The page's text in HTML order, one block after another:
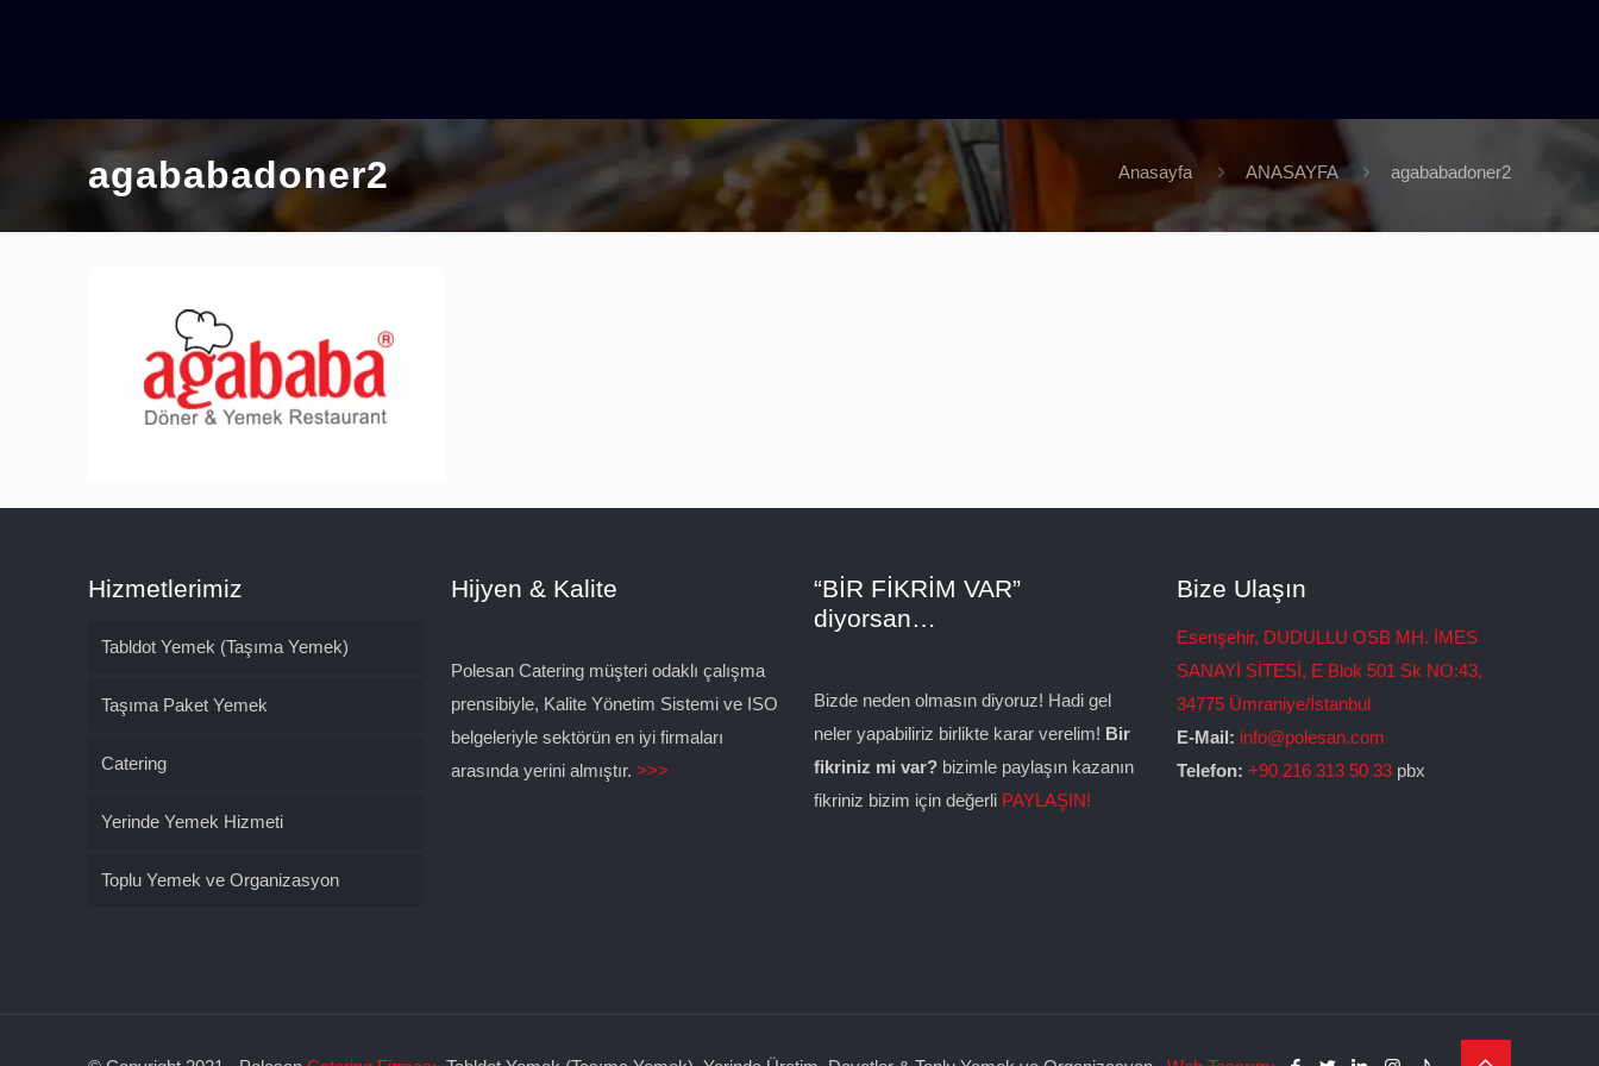
agababadoner2 Anasayfa ANASAYFA agababadoner2
Hizmetlerimiz
Tabldot Yemek (Taşıma Yemek)
Taşıma Paket Yemek
Catering
Yerinde Yemek Hizmeti
Toplu Yemek ve Organizasyon
Hijyen & Kalite
Polesan Catering müşteri odaklı çalışma
prensibiyle, Kalite Yönetim Sistemi ve ISO
belgeleriyle sektörün en iyi firmaları
arasında yerini almıştır.>>>
“BİR FİKRİM VAR”
diyorsan…
Bizde neden olmasın diyoruz! Hadi gel
neler yapabiliriz birlikte karar verelim! Bir
fikriniz mi var? bizimle paylaşın kazanın
fikriniz bizim için değerli PAYLAŞIN!
Bize Ulaşın
Esenşehir, DUDULLU OSB MH. İMES
SANAYİ SİTESİ, E Blok 501 Sk NO:43,
34775 Ümraniye/İstanbul
E-Mail: info@polesan.com
Telefon: +90 216 313 50 33 pbx